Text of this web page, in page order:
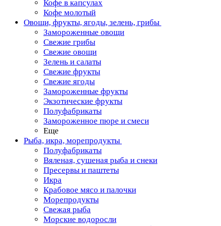
Кофе в капсулах
Кофе молотый
Овощи, фрукты, ягоды, зелень, грибы
Замороженные овощи
Свежие грибы
Свежие овощи
Зелень и салаты
Свежие фрукты
Свежие ягоды
Замороженные фрукты
Экзотические фрукты
Полуфабрикаты
Замороженное пюре и смеси
Еще
Рыба, икра, морепродукты
Полуфабрикаты
Вяленая, сушеная рыба и снеки
Пресервы и паштеты
Икра
Крабовое мясо и палочки
Морепродукты
Свежая рыба
Морские водоросли